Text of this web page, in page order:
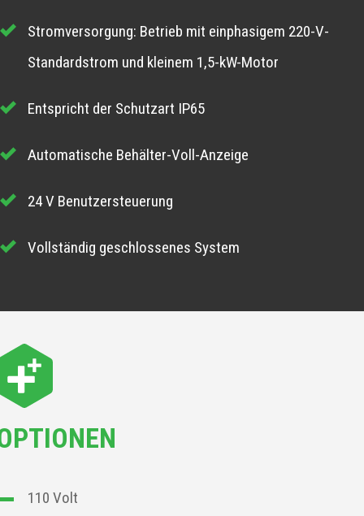
Stromversorgung: Betrieb mit einphasigem 220-V-
Standardstrom und kleinem 1,5-kW-Motor
Entspricht der Schutzart IP65
Automatische Behälter-Voll-Anzeige
24 V Benutzersteuerung
Vollständig geschlossenes System
110 Volt